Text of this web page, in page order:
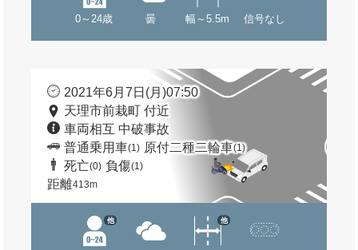
0～24歳 曇 幅～5.5m 信号なし
2021年6月7日(月)07:50
天理市前栽町 付近
車両相互 中破事故
普通乗用車(1) 原付二種二輪車(1)
死亡(0) 負傷(1)
距離413m
他 他